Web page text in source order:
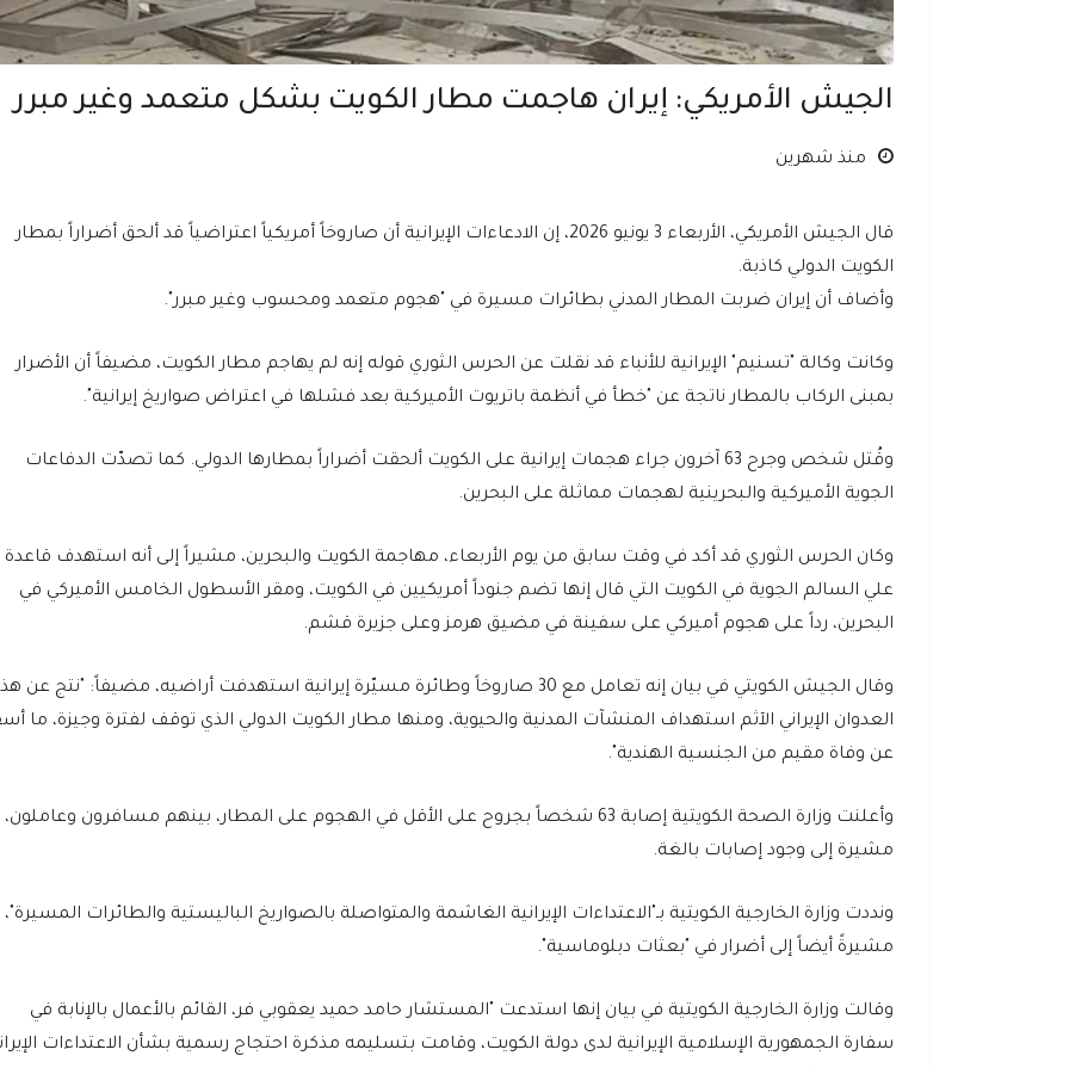
الجيش الأمريكي: إيران هاجمت مطار الكويت بشكل متعمد وغير مبرر
منذ شهرين
قال الجيش الأمريكي، الأربعاء 3 يونيو 2026، إن الادعاءات الإيرانية أن صاروخاً أمريكياً اعتراضياً قد ألحق أضراراً بمطار
الكويت الدولي كاذبة.
وأضاف أن إيران ضربت المطار المدني بطائرات مسيرة في "هجوم متعمد ومحسوب وغير مبرر".
وكانت وكالة "تسنيم" الإيرانية للأنباء قد نقلت عن الحرس الثوري قوله إنه لم يهاجم مطار الكويت، مضيفاً أن الأضرار
بمبنى الركاب بالمطار ناتجة عن "خطأ في أنظمة باتريوت الأميركية بعد فشلها في اعتراض صواريخ إيرانية".
وقُتل شخص وجرح 63 آخرون جراء هجمات إيرانية على الكويت ألحقت أضراراً بمطارها الدولي. كما تصدّت الدفاعات
الجوية الأميركية والبحرينية لهجمات مماثلة على البحرين.
وكان الحرس الثوري قد أكد في وقت سابق من يوم الأربعاء، مهاجمة الكويت والبحرين، مشيراً إلى أنه استهدف قاعدة
علي السالم الجوية في الكويت التي قال إنها تضم جنوداً أمريكيين في الكويت، ومقر الأسطول الخامس الأميركي في
البحرين، رداً على هجوم أميركي على سفينة في مضيق هرمز وعلى جزيرة قشم.
وقال الجيش الكويتي في بيان إنه تعامل مع 30 صاروخاً وطائرة مسيّرة إيرانية استهدفت أراضيه، مضيفاً: "نتج عن
العدوان الإيراني الآثم استهداف المنشآت المدنية والحيوية، ومنها مطار الكويت الدولي الذي توقف لفترة وجيزة، ما
عن وفاة مقيم من الجنسية الهندية".
وأعلنت وزارة الصحة الكويتية إصابة 63 شخصاً بجروح على الأقل في الهجوم على المطار، بينهم مسافرون وعاملون،
مشيرة إلى وجود إصابات بالغة.
ونددت وزارة الخارجية الكويتية بـ"الاعتداءات الإيرانية الغاشمة والمتواصلة بالصواريخ الباليستية والطائرات المسيرة"،
مشيرةً أيضاً إلى أضرار في "بعثات دبلوماسية".
وقالت وزارة الخارجية الكويتية في بيان إنها استدعت "المستشار حامد حميد يعقوبي فر، القائم بالأعمال بالإنابة في
سفارة الجمهورية الإسلامية الإيرانية لدى دولة الكويت، وقامت بتسليمه مذكرة احتجاج رسمية بشأن الاعتداءات